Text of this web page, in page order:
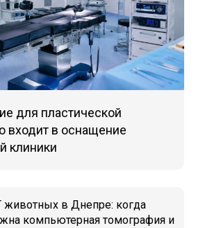
для пластической
входит в оснащение
клиники
животных в Днепре: когда
компьютерная томография и